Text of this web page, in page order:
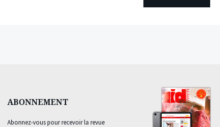
ABONNEMENT
Abonnez-vous pour recevoir la revue